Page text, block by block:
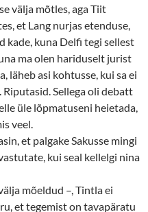
välja mõtles, aga Tiit
et Lang nurjas etenduse,
kade, kuna Delfi tegi sellest
ma olen hariduselt jurist
läheb asi kohtusse, kui sa ei
Sellega oli debatt
üle lõpmatuseni heietada,
veel.
et palgake Sakusse mingi
kui seal kellelgi nina
mõeldud –,Tintla ei
et tegemist on tavapäratu